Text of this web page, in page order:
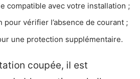
compatible avec votre installation ;
vérifier l’absence de courant ;
une protection supplémentaire.
coupée, il est